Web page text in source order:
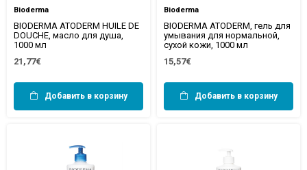
Bioderma
BIODERMA ATODERM HUILE DE
DOUCHE, масло для душа,
1000 мл
21,77€
Добавить в корзину
Bioderma
BIODERMA ATODERM, гель для
умывания для нормальной,
сухой кожи, 1000 мл
15,57€
Добавить в корзину